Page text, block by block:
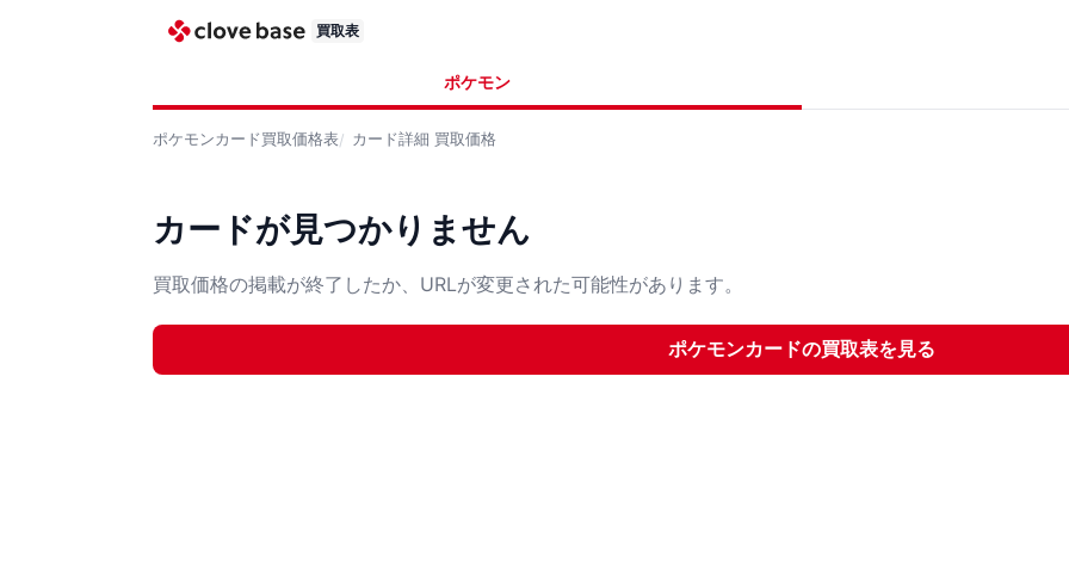
買取表
ポケモン
ポケモンカード買取価格表 カード詳細 買取価格
カードが見つかりません
買取価格の掲載が終了したか、URLが変更された可能性があります。
ポケモンカードの買取表を見る